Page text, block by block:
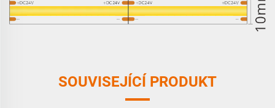
SOUVISEJÍCÍ PRODUKT